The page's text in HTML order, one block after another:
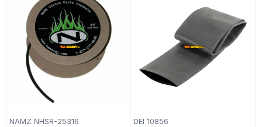
NAMZ NHSR-25316 DEI 10856